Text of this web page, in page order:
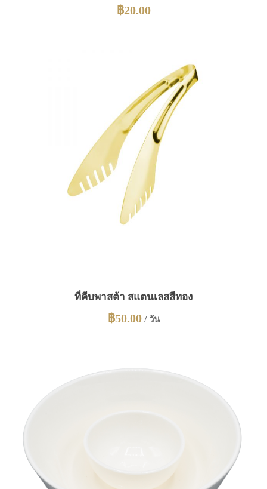
฿20.00
ที่คีบพาสต้า สแตนเลสสีทอง
฿50.00/ วัน